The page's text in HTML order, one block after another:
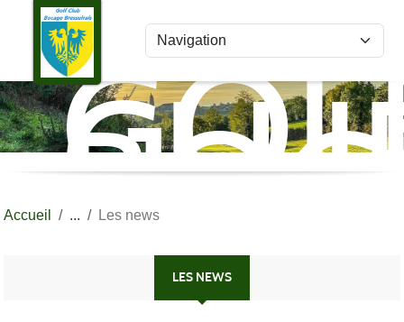
Accueil Les news
LES NEWS
Panneau de gestion des cookies